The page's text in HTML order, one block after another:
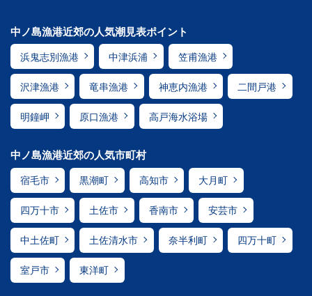
中ノ島漁港近郊の人気潮見表ポイント
浜鬼志別漁港 中津浜浦 笠甫漁港
沢津漁港 竜串漁港 神恵内漁港 二間戸港
明鐘岬 原口漁港 高戸海水浴場
中ノ島漁港近郊の人気市町村
宿毛市 黒潮町 高知市 大月町
四万十市 土佐市 香南市 安芸市
中土佐町 土佐清水市 奈半利町 四万十町
室戸市 東洋町